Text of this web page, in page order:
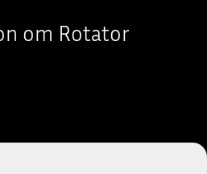
om Rotator